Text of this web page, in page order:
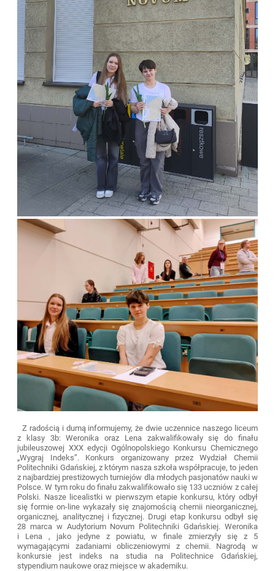
Z radością i dumą informujemy, że dwie uczennice naszego liceum
z klasy 3b: Weronika oraz Lena zakwalifikowały się do finału
jubileuszowej XXX edycji Ogólnopolskiego Konkursu Chemicznego
„Wygraj Indeks”. Konkurs organizowany przez Wydział Chemii
Politechniki Gdańskiej, z którym nasza szkoła współpracuje, to jeden
z najbardziej prestiżowych turniejów dla młodych pasjonatów nauki w
Polsce. W tym roku do finału zakwalifikowało się 133 uczniów z całej
Polski. Nasze licealistki w pierwszym etapie konkursu, który odbył
się formie on-line wykazały się znajomością chemii nieorganicznej,
organicznej, analitycznej i fizycznej. Drugi etap konkursu odbył się
28 marca w Audytorium Novum Politechniki Gdańskiej. Weronika
i Lena , jako jedyne z powiatu, w finale zmierzyły się z 5
wymagającymi zadaniami obliczeniowymi z chemii. Nagrodą w
konkursie jest indeks na studia na Politechnice Gdańskiej,
stypendium naukowe oraz miejsce w akademiku.